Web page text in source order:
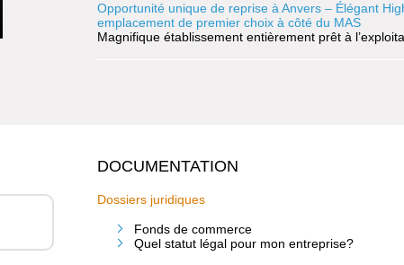
Opportunité unique de reprise à Anvers – Élégant
emplacement de premier choix à côté du MAS
Magnifique établissement entièrement prêt à
DOCUMENTATION
Dossiers juridiques
Fonds de commerce
Quel statut légal pour mon entreprise?